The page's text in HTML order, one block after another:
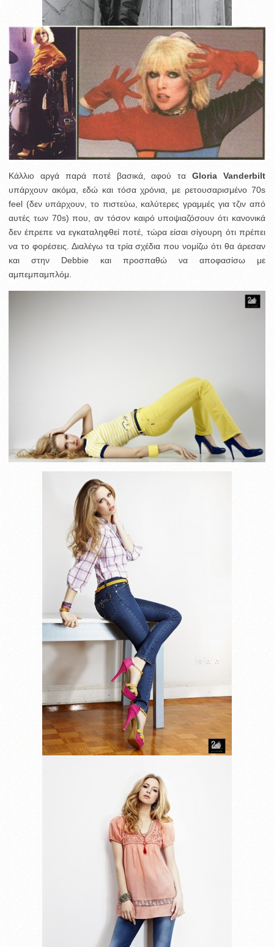
Κάλλιο αργά παρά ποτέ βασικά, αφού ταGloria Vanderbilt
υπάρχουν ακόμα, εδώ και τόσα χρόνια, με ρετουσαρισμένο 70s
feel (δεν υπάρχουν, το πιστεύω, καλύτερες γραμμές για τζιν από
αυτές των 70s) που, αν τόσον καιρό υποψιαζόσουν ότι κανονικά
δεν έπρεπε να εγκαταληφθεί ποτέ, τώρα είσαι σίγουρη ότι πρέπει
να το φορέσεις. Διαλέγω τα τρία σχέδια που νομίζω ότι θα άρεσαν
και στην Debbie και προσπαθώ να αποφασίσω με
αμπεμπαμπλόμ.